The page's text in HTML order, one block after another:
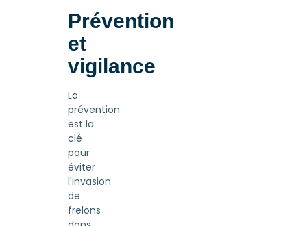
Prévention
et
vigilance
La
prévention
est la
clé
pour
éviter
l'invasion
de
frelons